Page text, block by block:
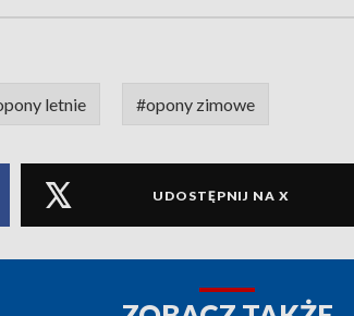
letnie #opony zimowe
UDOSTĘPNIJ NA X